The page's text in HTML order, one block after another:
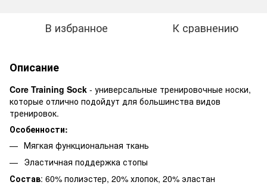
В избранное К сравнению
Описание
Core Training Sock - универсальные тренировочные носки,
которые отлично подойдут для большинства видов
тренировок.
Особенности:
Мягкая функциональная ткань
Эластичная поддержка стопы
Состав: 60% полиэстер, 20% хлопок, 20% эластан